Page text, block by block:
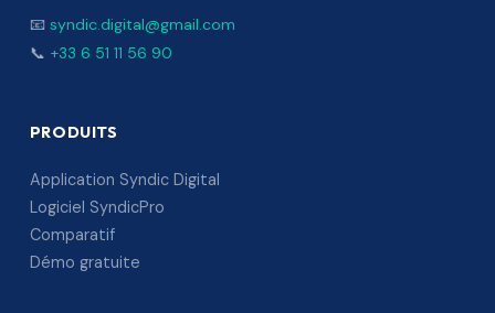
📧 syndic.digital@gmail.com
📞 +33 6 51 11 56 90
PRODUITS
Application Syndic Digital
Logiciel SyndicPro
Comparatif
Démo gratuite